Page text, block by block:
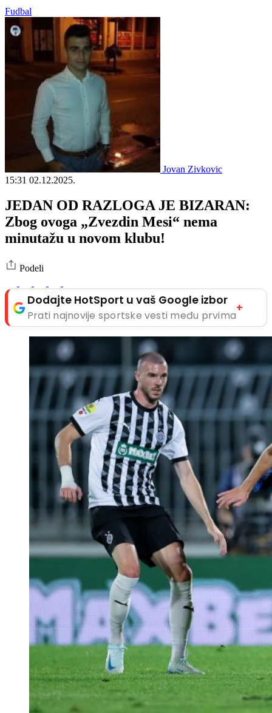
Fudbal
Jovan Zivkovic
15:31 02.12.2025.
JEDAN OD RAZLOGA JE BIZARAN:
Zbog ovoga „Zvezdin Mesi“ nema
minutažu u novom klubu!
Podeli
Dodajte HotSport u vaš Google izbor
Prati najnovije sportske vesti među prvima
+